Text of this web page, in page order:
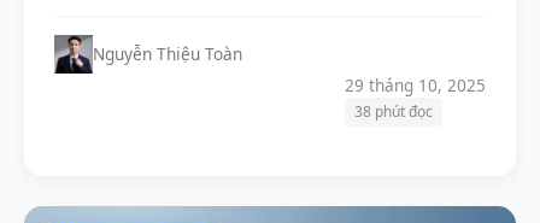
Nguyễn Thiệu Toàn
29 tháng 10, 2025
38 phút đọc